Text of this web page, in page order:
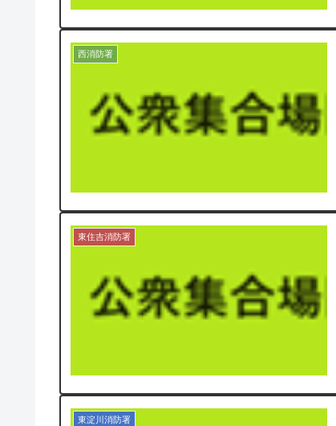
西消防署
東住吉消防署
東淀川消防署